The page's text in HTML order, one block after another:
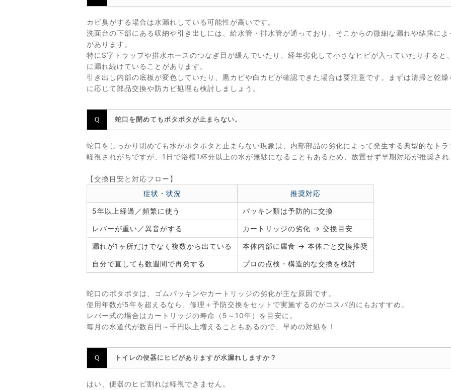
カビ臭がする場合は水漏れしている可能性が高いです。
洗面台の下部にある収納や引き出しには、給水管・排水管が通っており、そこからの微細な漏れや結露に
があります。
特にS字トラップや排水ホースのつなぎ目が緩んでいたり、経年劣化して小さなヒビが入っていたりする
に漏れ続けていることがあります。
引き出し内部の底板が変色していたり、黒カビや白カビが確認できた場合は要注意です。まずは清掃と乾
に応じて部品交換や防カビ処理も検討しましょう。
蛇口を閉めてもポタポタが止まらない。
蛇口をしっかり閉めても水がポタポタと止まらない現象は、内部部品の劣化によって発生する典型的なト
軽視されがちですが、1日で浴槽1杯分以上の水が無駄になることもあるため、放置せず早期対応が推奨さ
【交換目安と対応フロー】
症状・状況
推奨対応
5年以上経過／頻繁に使う パッキン類は予防的に交換
レバーが重い／異音がする カートリッジの劣化 → 交換目安
漏れが1ヶ所だけでなく複数から出ている 本体内部に腐食 → 本体ごと交換推奨
自分で直しても数週間で再発する プロの点検・構造的な交換を検討
蛇口のポタポタは、ゴムパッキンやカートリッジの劣化が主な原因です。
使用年数が5年を超えるなら、修理＋予防交換をセットで実施するのがコスパ的にもおすすめ。
レバー式の場合はカートリッジの寿命（5～10年）を目安に。
毎月の水道代が数百円～千円以上増えることもあるので、早めの対処を！
トイレの便器にヒビがありますが水漏れしますか？
はい、便器のヒビ割れは軽視できません。